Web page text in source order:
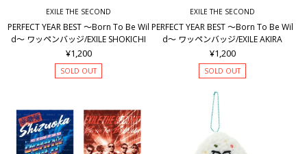
EXILE THE SECOND
PERFECT YEAR BEST ～Born To Be Wil
d～ ワッペンバッジ/EXILE SHOKICHI
¥1,200
SOLD OUT
EXILE THE SECOND
PERFECT YEAR BEST ～Born To Be Wil
d～ ワッペンバッジ/EXILE AKIRA
¥1,200
SOLD OUT